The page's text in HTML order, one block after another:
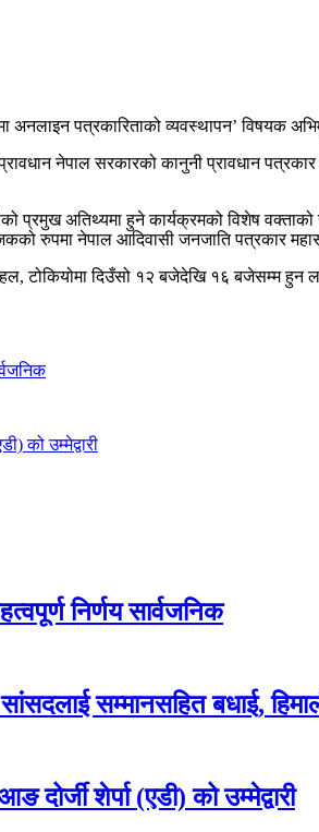
अनलाइन पत्रकारिताको व्यवस्थापन’ विषयक
नेपाल सरकारको कानुनी प्रावधान
प्रमुख अतिथ्यमा हुने कार्यक्रमको विशेष
रुपमा नेपाल आदिवासी जनजाति पत्रकार
टोकियोमा दिउँसो १२ बजेदेखि १६ बजे‍सम्म
को उम्मेद्वारी
निर्णय सार्वजनिक
सांसदलाई सम्मानसहित बधाई,
दोर्जी शेर्पा (एडी) को उम्मेद्वारी